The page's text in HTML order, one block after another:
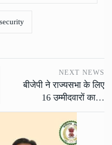
NEXT NEWS
बीजेपी ने राज्यसभा के लिए
16 उम्मीदवारों का…